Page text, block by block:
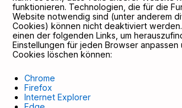
funktionieren. Technologien, die für die
Website notwendig sind (unter anderem
Cookies) können nicht deaktiviert
einen der folgenden Links, um
Einstellungen für jeden Browser anpassen
Cookies löschen können:
Chrome
Firefox
Internet Explorer